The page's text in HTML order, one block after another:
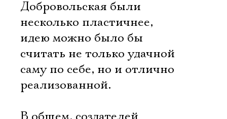
Добровольская были
несколько пластичнее,
идею можно было бы
считать не только удачной
саму по себе, но и отлично
реализованной.